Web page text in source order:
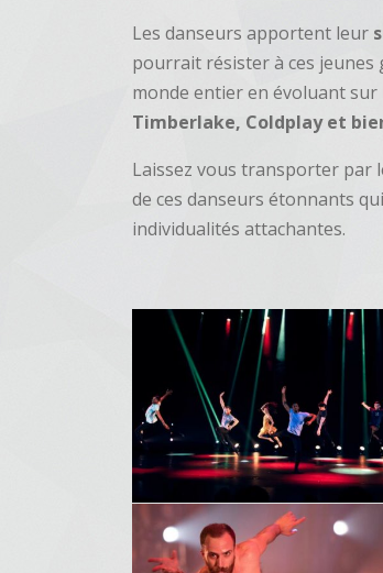
Les danseurs apportent leur
pourrait résister à ces jeunes
monde entier en évoluant sur
Timberlake, Coldplay et
Laissez vous transporter par
de ces danseurs étonnants
individualités attachantes.